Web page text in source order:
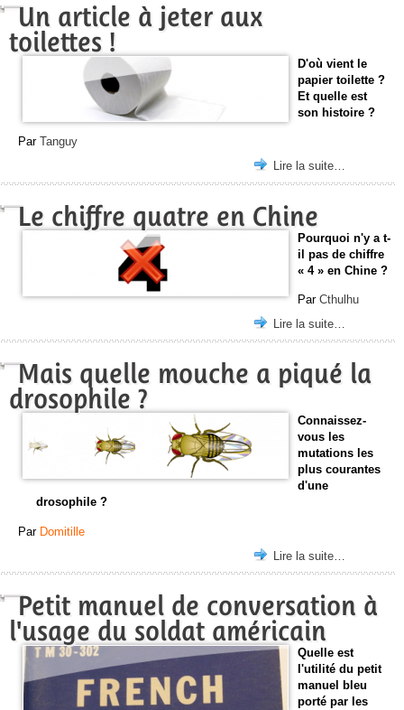
Un article à jeter aux
toilettes !
D'où vient le
papier toilette ?
Et quelle est
son histoire ?
Par Tanguy
Lire la suite…
Le chiffre quatre en Chine
Pourquoi n'y a t-
il pas de chiffre
« 4 » en Chine ?
Par Cthulhu
Lire la suite…
Mais quelle mouche a piqué la
drosophile ?
Connaissez-
vous les
mutations les
plus courantes
d'une
drosophile ?
Par Domitille
Lire la suite…
Petit manuel de conversation à
l'usage du soldat américain
Quelle est
l'utilité du petit
manuel bleu
porté par les